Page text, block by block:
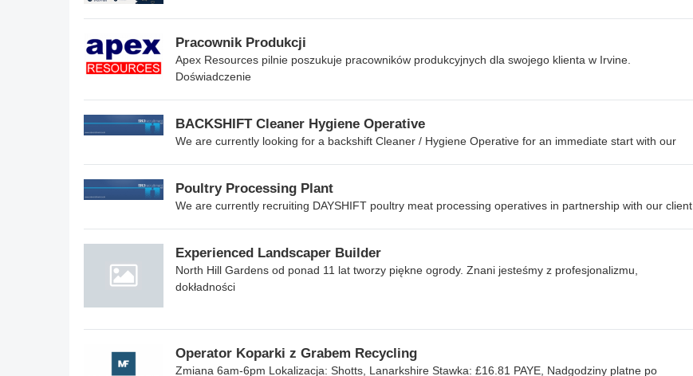
Pracownik Produkcji
Apex Resources pilnie poszukuje pracowników produkcyjnych dla swojego klienta w Irvine.
Doświadczenie
BACKSHIFT Cleaner Hygiene Operative
We are currently looking for a backshift Cleaner / Hygiene Operative for an immediate start with our
Poultry Processing Plant
We are currently recruiting DAYSHIFT poultry meat processing operatives in partnership with our client
Experienced Landscaper Builder
North Hill Gardens od ponad 11 lat tworzy piękne ogrody. Znani jesteśmy z profesjonalizmu,
dokładności
Operator Koparki z Grabem Recycling
Zmiana 6am-6pm Lokalizacja: Shotts, Lanarkshire Stawka: £16.81 PAYE, Nadgodziny platne po